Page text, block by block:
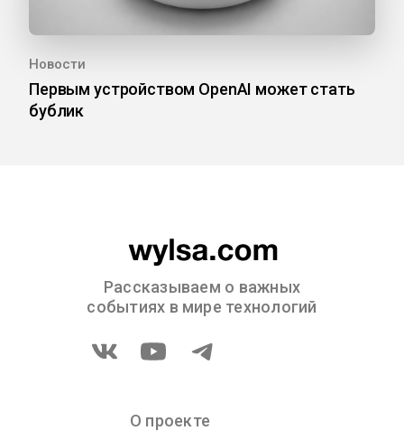
Новости
Первым устройством OpenAI может стать
бублик
Рассказываем о важных
событиях в мире технологий
О проекте